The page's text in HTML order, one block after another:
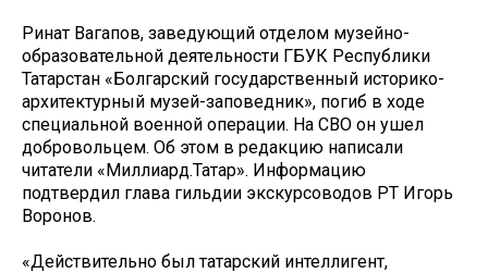
Ринат Вагапов, заведующий отделом музейно-
образовательной деятельности ГБУК Республики
Татарстан «Болгарский государственный историко-
архитектурный музей-заповедник», погиб в ходе
специальной военной операции. На СВО он ушел
добровольцем. Об этом в редакцию написали
читатели «Миллиард.Татар». Информацию
подтвердил глава гильдии экскурсоводов РТ Игорь
Воронов.
«Действительно был татарский интеллигент,